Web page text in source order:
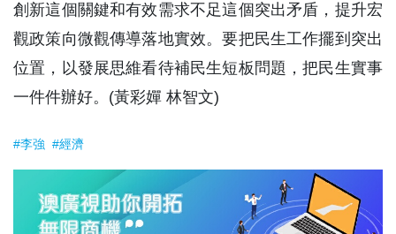
創新這個關鍵和有效需求不足這個突出矛盾，提升宏
觀政策向微觀傳導落地實效。要把民生工作擺到突出
位置，以發展思維看待補民生短板問題，把民生實事
一件件辦好。(黃彩嬋 林智文)
#李強 #經濟